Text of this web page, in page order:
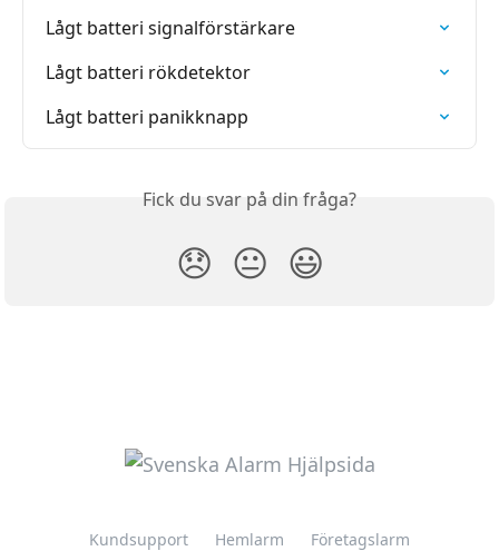
Lågt batteri signalförstärkare
Lågt batteri rökdetektor
Lågt batteri panikknapp
Fick du svar på din fråga?
😞 😐 😃
Kundsupport Hemlarm Företagslarm